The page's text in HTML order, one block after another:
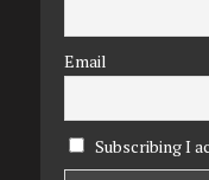
Email
Subscribing I